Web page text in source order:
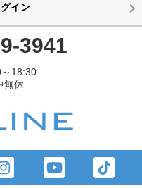
イン
3941
18:30
無休